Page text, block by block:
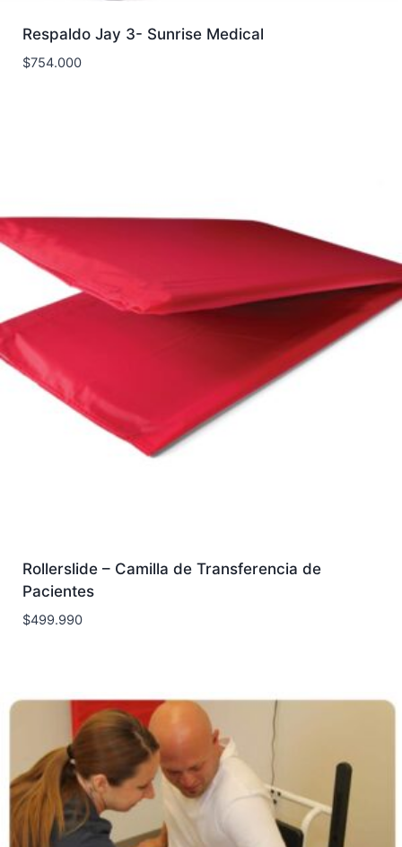
Respaldo Jay 3- Sunrise Medical
$754.000
Rollerslide – Camilla de Transferencia de
Pacientes
$499.990